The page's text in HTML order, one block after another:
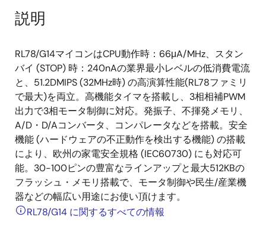
説明
RL78/G14マイコンはCPU動作時：66μA/MHz、スタン
バイ (STOP) 時：240nAの業界最小レベルの低消費電流
と、51.2DMIPS (32MHz時) の高演算性能(RL78ファミリ
で最大)を両立。高機能タイマを搭載し、3相相補PWM
出力で3相モータ制御に対応。発振子、不揮発メモリ、
A/D・D/Aコンバータ、コンパレータなどを搭載。安全
機能 (ハードウェアの不正動作を検出する機能) の搭載
により、欧州の家電安全規格 (IEC60730) にも対応可
能。30-100ピンの豊富なラインアップと最大512KBの
フラッシュ・メモリ搭載で、モータ制御や民生/産業機
器などの幅広い用途にお使い頂けます。
RL78/G14 に関するすべての情報